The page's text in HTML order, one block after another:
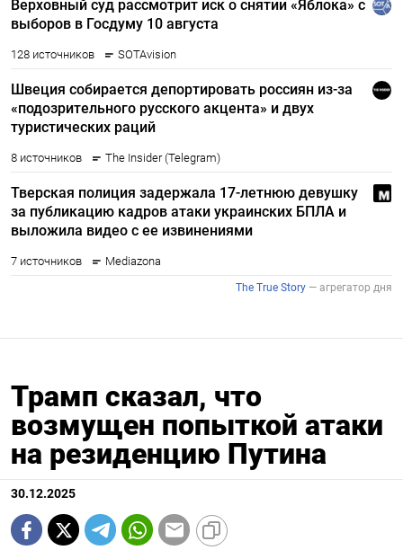
Трамп сказал, что
возмущен попыткой атаки
на резиденцию Путина
30.12.2025